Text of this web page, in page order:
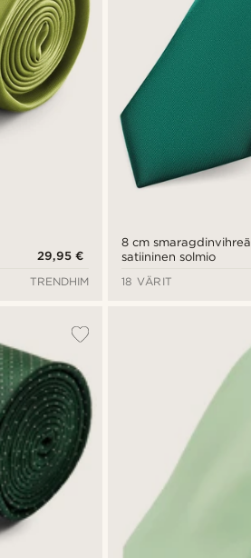
29,95 €
TRENDHIM
8 cm smaragdinvihreä
satiininen solmio
18 VÄRIT